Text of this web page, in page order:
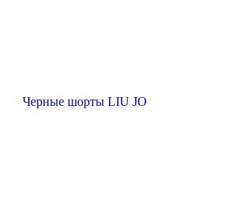
Черные шорты LIU JO